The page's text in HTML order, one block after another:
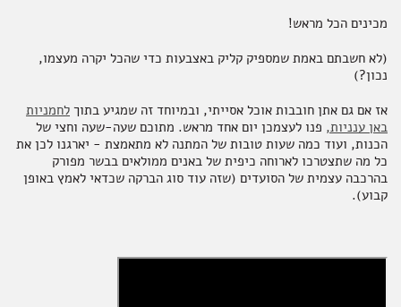
מכינים הכל מראש!
(לא חשבתם באמת שמספיק קליק באצבעות כדי שהכל יקרה מעצמו,
נכון?)
אז אם גם אתן חובבות אוכל אסייתי, ובמיוחד זה שמגיע בתוך לחמניות
באן ענניות, פנו לעצמכן יום אחד מראש. מתוכם שעה-שעה וחצי של
הכנות, ועוד כמה שעות טובות של המתנה לא מתאמצת - יארגנו לכן את
כל מה שתצטרכו לארוחה כיפית של באנים ממולאים בבשר מפורק
בהרכבה עצמית של הסועדים (שזה עוד סוג הברקה שכדאי לאמץ באופן
קבוע).
אקססוריז
ספרים ומוצרי נייר